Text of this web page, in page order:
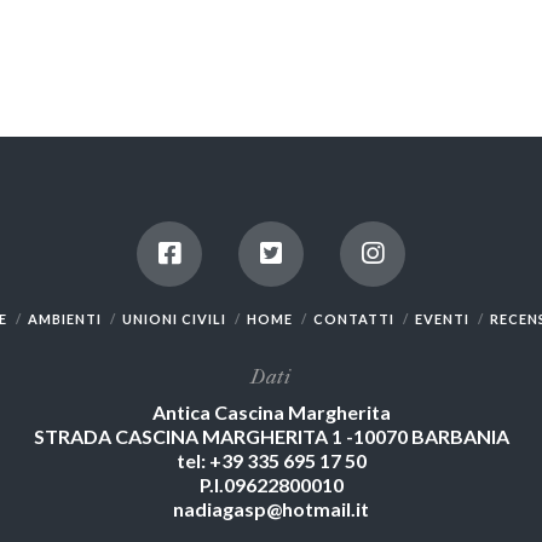
AMBIENTI UNIONI CIVILI HOME CONTATTI EVENTI
Dati
Antica Cascina Margherita
STRADA CASCINA MARGHERITA 1 -10070 BARBANIA
tel: +39 335 695 17 50
P.I.09622800010
nadiagasp@hotmail.it